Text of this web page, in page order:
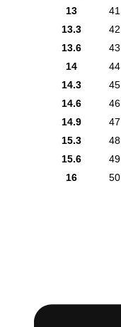
13
41
13.3
42
13.6
43
14
44
14.3
45
14.6
46
14.9
47
15.3
48
15.6
49
16
50